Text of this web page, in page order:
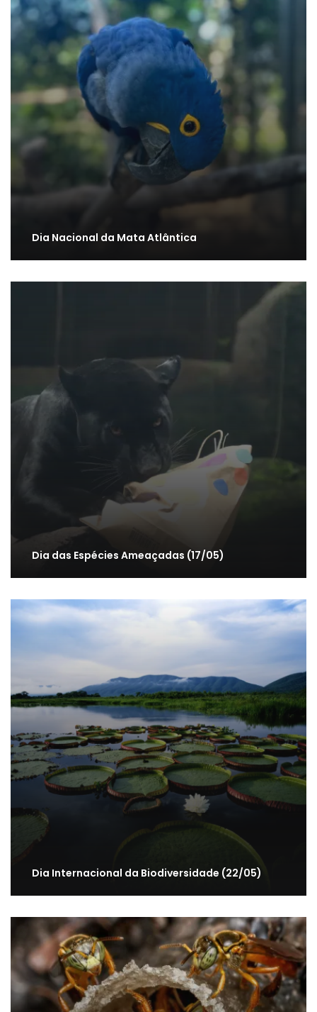
Dia Nacional da Mata Atlântica
Dia das Espécies Ameaçadas (17/05)
Dia Internacional da Biodiversidade (22/05)